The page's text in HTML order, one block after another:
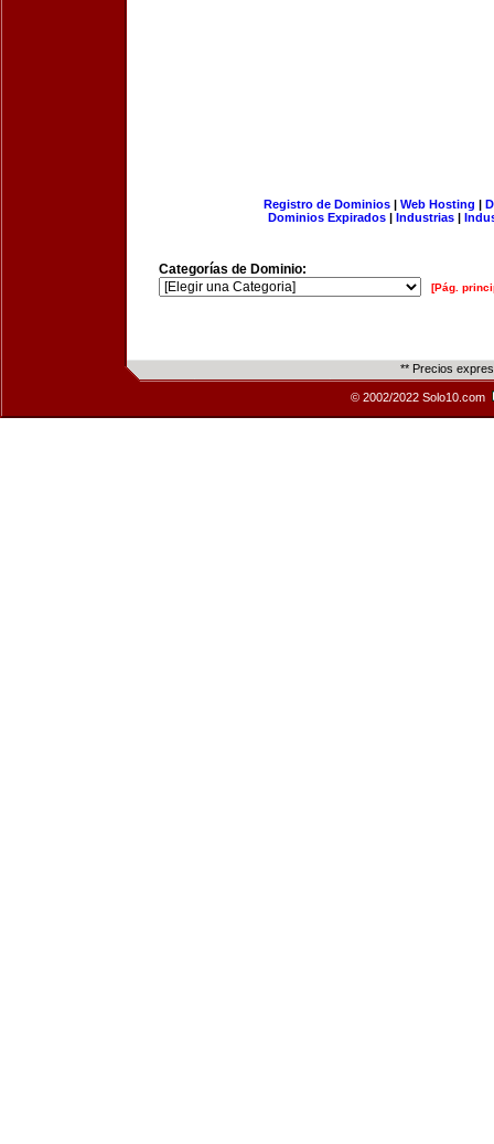
Registro de Dominios| Web Hosting |
Dominios Expirados | Industrias |
Categorías de Dominio:
[Pág.
** Precios
© 2002/2022 Solo10.com